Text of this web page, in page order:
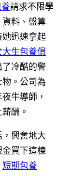
請求不限學
料、盤算
迅速拿起
大生包養俱
冷酷的警
。公司為
牛導師，
酬。
興奮地大
買下這棟
短期包養